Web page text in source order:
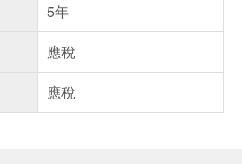
5年
應稅
應稅